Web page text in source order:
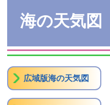
海の天気図
広域版海の天気図